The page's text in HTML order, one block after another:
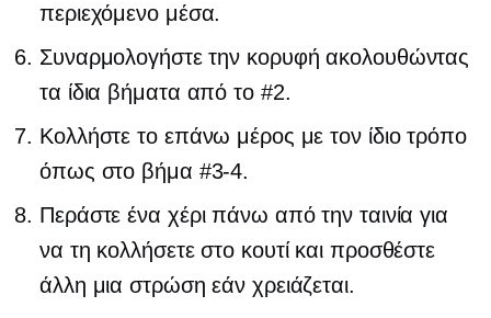
περιεχόμενο μέσα.
Συναρμολογήστε την κορυφή ακολουθώντας
τα ίδια βήματα από το #2.
Κολλήστε το επάνω μέρος με τον ίδιο τρόπο
όπως στο βήμα #3-4.
Περάστε ένα χέρι πάνω από την ταινία για
να τη κολλήσετε στο κουτί και προσθέστε
άλλη μια στρώση εάν χρειάζεται.